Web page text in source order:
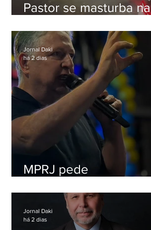
Pastor se masturba na
preso na Zona Oeste
MPRJ pede
Garotinho
Jornal Daki
há 2 dias
Jornal Daki
há 2 dias